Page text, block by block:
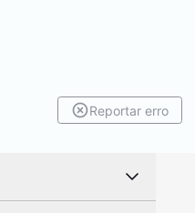
Reportar erro